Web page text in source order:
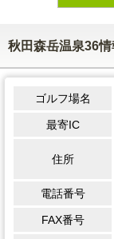
秋田森岳温泉36情
ゴルフ場名
最寄IC
住所
電話番号
FAX番号